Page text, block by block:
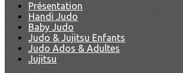
Présentation
Handi Judo
Baby Judo
Judo & Jujitsu Enfants
Judo Ados & Adultes
Jujitsu